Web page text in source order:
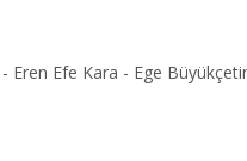
Eren Efe Kara - Ege